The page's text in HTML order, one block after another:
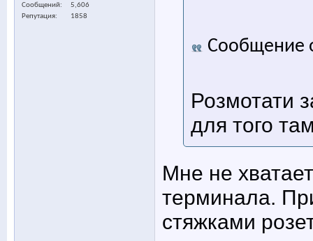
Сообщений
5,606
Репутация
1858
Сообщение
Розмотати
для того
Мне не
терминала.
стяжками